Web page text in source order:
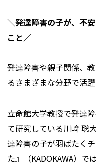
＼発達障害の子が、不
こと／
発達障害や親子関係、
るさまざまな分野で活
立命館大学教授で発達
て研究している川﨑 聡
達障害の子が羽ばたく
た』（KADOKAWA）